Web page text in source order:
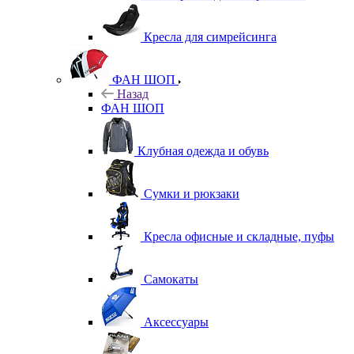
Кресла для симрейсинга
ФАН ШОП
Назад
ФАН ШОП
Клубная одежда и обувь
Сумки и рюкзаки
Кресла офисные и складные, пуфы
Самокаты
Аксессуары